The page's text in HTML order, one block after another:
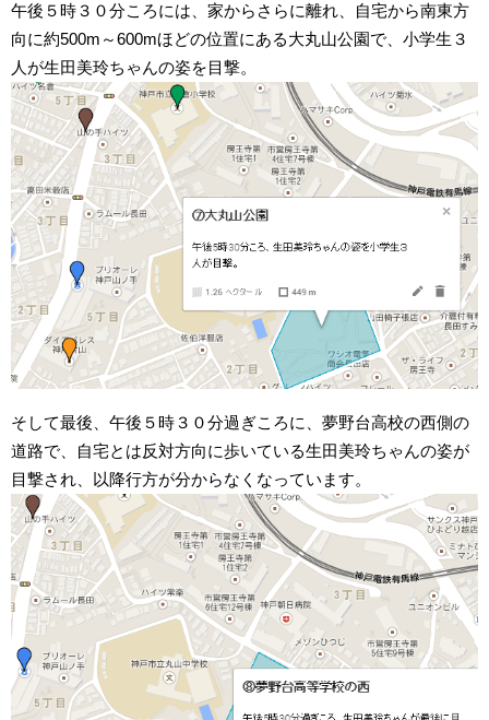
午後５時３０分ころには、家からさらに離れ、自宅から南東方
向に約500m～600mほどの位置にある大丸山公園で、小学生３
人が生田美玲ちゃんの姿を目撃。
そして最後、午後５時３０分過ぎころに、夢野台高校の西側の
道路で、自宅とは反対方向に歩いている生田美玲ちゃんの姿が
目撃され、以降行方が分からなくなっています。